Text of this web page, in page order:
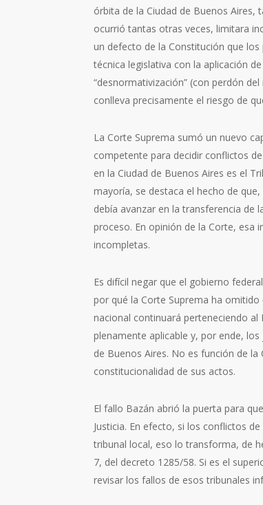
órbita de la Ciudad de Buenos
ocurrió tantas otras veces, limitara
un defecto de la Constitución que
técnica legislativa con la aplicación
“desnormativización” (con perdón
conlleva precisamente el riesgo de
La Corte Suprema sumó un nuevo
competente para decidir conflictos
en la Ciudad de Buenos Aires es el
mayoría, se destaca el hecho de
debía avanzar en la transferencia de
proceso. En opinión de la Corte, esa
incompletas.
Es difícil negar que el gobierno
por qué la Corte Suprema ha
nacional continuará perteneciendo al
plenamente aplicable y, por ende,
de Buenos Aires. No es función de
constitucionalidad de sus actos.
El fallo Bazán abrió la puerta para
Justicia. En efecto, si los conflictos
tribunal local, eso lo transforma, de
7, del decreto 1285/58. Si es el
revisar los fallos de esos tribunales